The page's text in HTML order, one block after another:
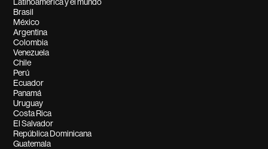
Brasil
México
Argentina
Colombia
Venezuela
Chile
Perú
Ecuador
Panamá
Uruguay
Costa Rica
El Salvador
República Dominicana
Guatemala